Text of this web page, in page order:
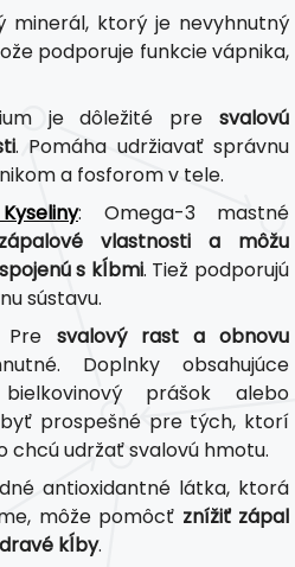
minerál, ktorý je nevyhnutný
podporuje funkcie vápnika,
je dôležité pre svalovú
. Pomáha udržiavať správnu
a fosforom v tele.
: Omega-3 mastné
vlastnosti a môžu
s kĺbmi. Tiež podporujú
sústavu.
Pre svalový rast a obnovu
Doplnky obsahujúce
prášok alebo
byť prospešné pre tých, ktorí
chcú udržať svalovú hmotu.
antioxidantné látka, ktorá
môže pomôcť znížiť zápal
kĺby.